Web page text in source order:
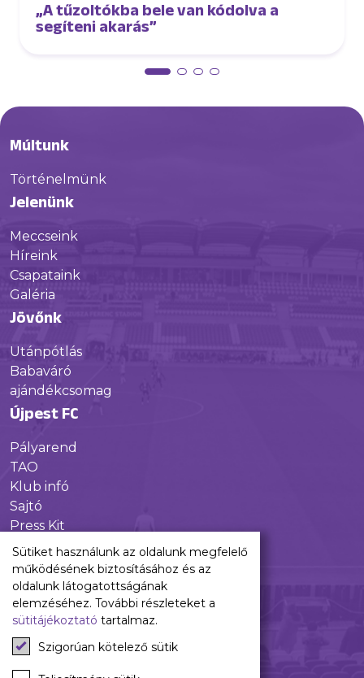
„A tűzoltókba bele van kódolva a
segíteni akarás”
Múltunk
Történelmünk
Jelenünk
Meccseink
Híreink
Csapataink
Galéria
Jövőnk
Utánpótlás
Babaváró
ajándékcsomag
Újpest FC
Pályarend
TAO
Klub infó
Sajtó
Press Kit
Újpest FC Shop
Digitális felületeink
Facebook
Instagram
Tiktok
Youtube
Sütiket használunk az oldalunk megfelelő
működésének biztosításához és az
oldalunk látogatottságának
elemzéséhez. További részleteket a
sütitájékoztató tartalmaz.
Szigorúan kötelező sütik